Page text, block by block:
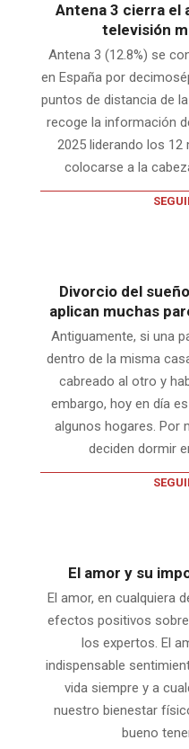
Antena 3 cierra el
televisión
Antena 3 (12.8%) se
en España por
puntos de distancia de
recoge la información
2025 liderando los 12
colocarse a la
Divorcio del
aplican muchas
Antiguamente, si una
dentro de la misma
cabreado al otro y
embargo, hoy en día
algunos hogares. Por
deciden dormir
El amor y su
El amor, en cualquiera
efectos positivos
los expertos. El
indispensable
vida siempre y a
nuestro bienestar
bueno